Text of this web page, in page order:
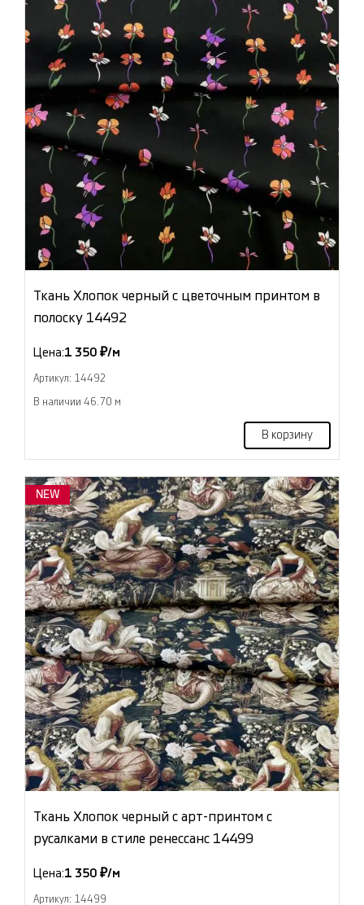
Ткань Хлопок черный с цветочным принтом в
полоску 14492
Цена:1 350 ₽/м
Артикул: 14492
В наличии 46.70 м
В корзину
NEW
Ткань Хлопок черный с арт-принтом с
русалками в стиле ренессанс 14499
Цена:1 350 ₽/м
Артикул: 14499